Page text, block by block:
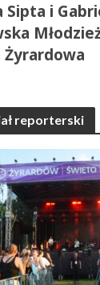
Sipta i
reporterski